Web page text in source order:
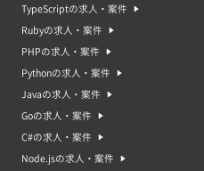
TypeScriptの求人・案件
Rubyの求人・案件
PHPの求人・案件
Pythonの求人・案件
Javaの求人・案件
Goの求人・案件
C#の求人・案件
Node.jsの求人・案件